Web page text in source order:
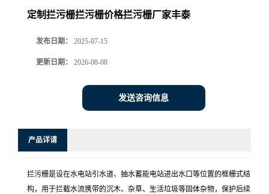
定制拦污栅拦污栅价格拦污栅厂家丰泰
发布日期： 2025-07-15
更新日期： 2026-08-08
发送咨询信息
产品详请
拦污栅是设在水电站引水道、抽水蓄能电站进出水口等位置的框栅式结
构，用于拦截水流携带的沉木、杂草、生活垃圾等固体杂物，保护后续